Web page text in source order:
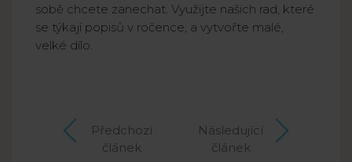
sobě chcete zanechat. Využijte našich rad, které
se týkají popisů v ročence, a vytvořte malé,
velké dílo.
Předchozí
článek
Následující
článek